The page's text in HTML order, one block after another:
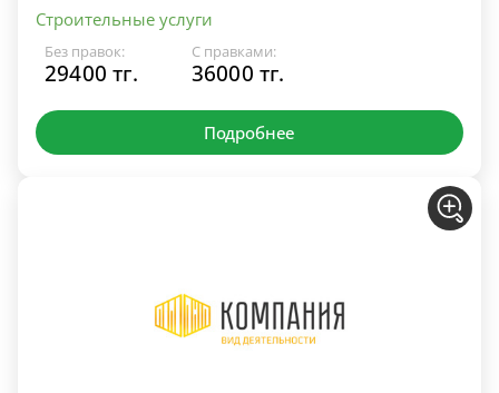
Строительные услуги
Без правок:
29400 тг.
С правками:
36000 тг.
Подробнее